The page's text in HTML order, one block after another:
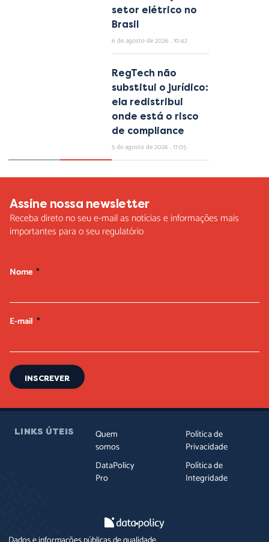
setor elétrico no
Brasil
6 de agosto de 2026 10:42
RegTech não
substitui o jurídico:
ela redistribui
onde está o risco
de compliance
5 de agosto de 2026 17:05
Assine nossa newsletter
Receba direto no seu e-mail as notícias e informações mais
importantes para o seu regulatório
Nome
E-mail
INSCREVER
LINKS ÚTEIS
Quem
somos
DataPolicy
Pro
Política de
Privacidade
Política de
Integridade